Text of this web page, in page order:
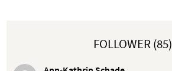
FOLLOWER (85)